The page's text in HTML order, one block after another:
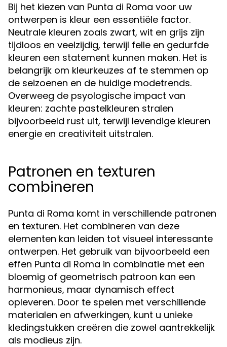
Bij het kiezen van Punta di Roma voor uw
ontwerpen is kleur een essentiële factor.
Neutrale kleuren zoals zwart, wit en grijs zijn
tijdloos en veelzijdig, terwijl felle en gedurfde
kleuren een statement kunnen maken. Het is
belangrijk om kleurkeuzes af te stemmen op
de seizoenen en de huidige modetrends.
Overweeg de psyologische impact van
kleuren: zachte pastelkleuren stralen
bijvoorbeeld rust uit, terwijl levendige kleuren
energie en creativiteit uitstralen.
Patronen en texturen
combineren
Punta di Roma komt in verschillende patronen
en texturen. Het combineren van deze
elementen kan leiden tot visueel interessante
ontwerpen. Het gebruik van bijvoorbeeld een
effen Punta di Roma in combinatie met een
bloemig of geometrisch patroon kan een
harmonieus, maar dynamisch effect
opleveren. Door te spelen met verschillende
materialen en afwerkingen, kunt u unieke
kledingstukken creëren die zowel aantrekkelijk
als modieus zijn.